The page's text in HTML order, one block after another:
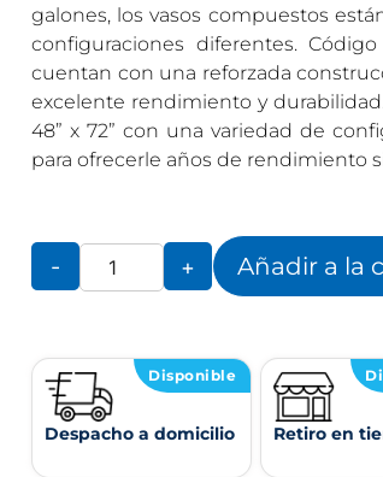
galones, los vasos compuestos
configuraciones diferentes.
cuentan con una reforzada
excelente rendimiento y
48” x 72” con una variedad de
para ofrecerle años de rendimiento
- + Añadir a la
Disponible
Despacho a domicilio Retiro en